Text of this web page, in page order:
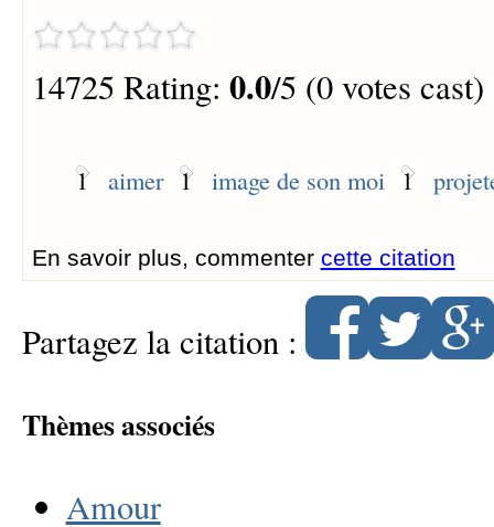
14725 Rating: 0.0/5 (0 votes cast)
1 aimer 1 image de son moi 1
En savoir plus, commenter cette citation
Partagez la citation :
Thèmes associés
Amour